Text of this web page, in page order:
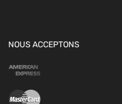
NOUS ACCEPTONS